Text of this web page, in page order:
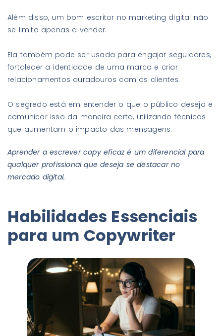
Além disso, um bom escritor no marketing digital não
se limita apenas a vender.
Ela também pode ser usada para engajar seguidores,
fortalecer a identidade de uma marca e criar
relacionamentos duradouros com os clientes.
O segredo está em entender o que o público deseja e
comunicar isso da maneira certa, utilizando técnicas
que aumentam o impacto das mensagens.
Aprender a escrever copy eficaz é um diferencial para
qualquer profissional que deseja se destacar no
mercado digital.
Habilidades Essenciais
para um Copywriter